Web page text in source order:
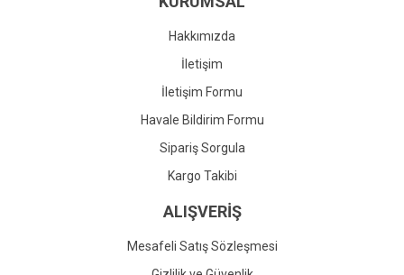
Gönder
Hakkımızda
İletişim
İletişim Formu
Havale Bildirim Formu
Sipariş Sorgula
Kargo Takibi
ALIŞVERİŞ
Mesafeli Satış Sözleşmesi